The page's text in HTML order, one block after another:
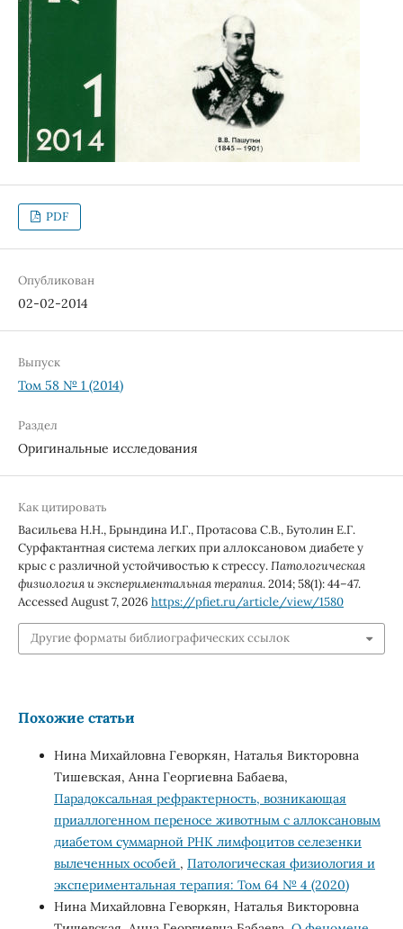
PDF
Опубликован
02-02-2014
Выпуск
Том 58 № 1 (2014)
Раздел
Оригинальные исследования
Как цитировать
Васильева Н.Н., Брындина И.Г., Протасова С.В., Бутолин Е.Г.
Сурфактантная система легких при аллоксановом диабете у
крыс с различной устойчивостью к стрессу.Патологическая
физиология и экспериментальная терапия. 2014; 58(1): 44–47.
Accessed August 7, 2026 https://pfiet.ru/article/view/1580
Другие форматы библиографических ссылок
Похожие статьи
Нина Михайловна Геворкян, Наталья Викторовна
Тишевская, Анна Георгиевна Бабаева,
Парадоксальная рефрактерность, возникающая
приаллогенном переносе животным с аллоксановым
диабетом суммарной РНК лимфоцитов селезенки
вылеченных особей , Патологическая физиология и
экспериментальная терапия: Том 64 № 4 (2020)
Нина Михайловна Геворкян, Наталья Викторовна